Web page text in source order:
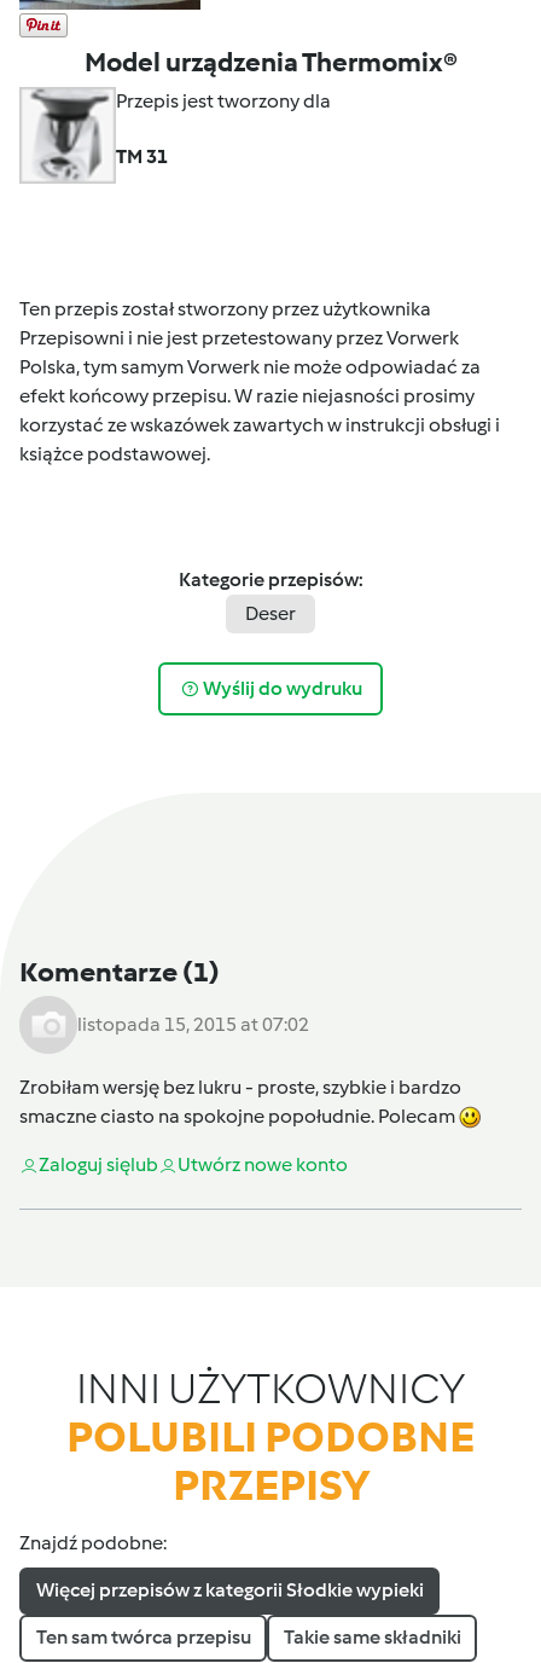
Model urządzenia Thermomix®
Przepis jest tworzony dla
TM 31
Ten przepis został stworzony przez użytkownika
Przepisowni i nie jest przetestowany przez Vorwerk
Polska, tym samym Vorwerk nie może odpowiadać za
efekt końcowy przepisu. W razie niejasności prosimy
korzystać ze wskazówek zawartych w instrukcji obsługi i
książce podstawowej.
Kategorie przepisów:
Deser
Wyślij do wydruku
Komentarze(1)
listopada 15, 2015 at 07:02
Zrobiłam wersję bez lukru - proste, szybkie i bardzo
smaczne ciasto na spokojne popołudnie. Polecam
Zaloguj sięlub Utwórz nowe konto
INNI UŻYTKOWNICY
POLUBILI PODOBNE
PRZEPISY
Znajdź podobne:
Więcej przepisów z kategorii Słodkie wypieki
Ten sam twórca przepisu Takie same składniki